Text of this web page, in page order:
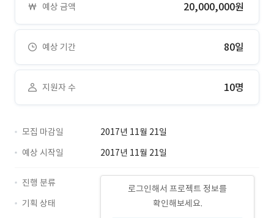
예상 금액 20,000,000원
예상 기간 80일
지원자 수 10명
모집 마감일
2017년 11월 21일
예상 시작일
2017년 11월 21일
로그인해서 프로젝트 정보를
확인해보세요.
진행 분류
기획 상태